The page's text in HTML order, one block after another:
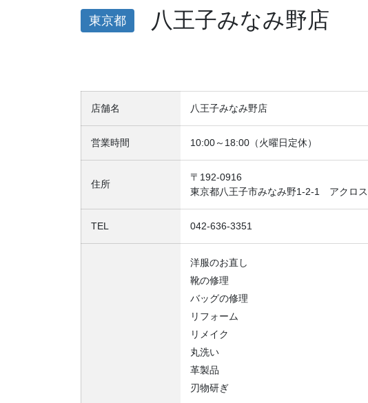
東京都 八王子みなみ野店
店舗名 八王子みなみ野店
営業時間 10:00～18:00（火曜日定休）
住所
〒192-0916
東京都八王子市みなみ野1-2-1 アクロ
TEL 042-636-3351
洋服のお直し
靴の修理
バッグの修理
リフォーム
リメイク
丸洗い
革製品
刃物研ぎ